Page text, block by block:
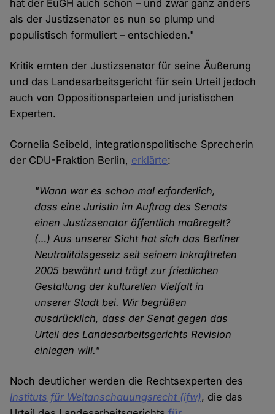
hat der EuGH auch schon – und zwar ganz anders
als der Justizsenator es nun so plump und
populistisch formuliert – entschieden."
Kritik ernten der Justizsenator für seine Äußerung
und das Landesarbeitsgericht für sein Urteil jedoch
auch von Oppositionsparteien und juristischen
Experten.
Cornelia Seibeld, integrationspolitische Sprecherin
der CDU-Fraktion Berlin, erklärte:
"Wann war es schon mal erforderlich,
dass eine Juristin im Auftrag des Senats
einen Justizsenator öffentlich maßregelt?
(…) Aus unserer Sicht hat sich das Berliner
Neutralitätsgesetz seit seinem Inkrafttreten
2005 bewährt und trägt zur friedlichen
Gestaltung der kulturellen Vielfalt in
unserer Stadt bei. Wir begrüßen
ausdrücklich, dass der Senat gegen das
Urteil des Landesarbeitsgerichts Revision
einlegen will."
Noch deutlicher werden die Rechtsexperten des
Instituts für Weltanschauungsrecht (ifw), die das